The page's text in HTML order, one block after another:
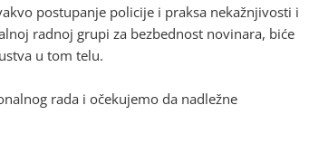
postupanje policije i praksa nekažnjivosti i
radnoj grupi za bezbednost novinara, biće
u tom telu.
rada i očekujemo da nadležne